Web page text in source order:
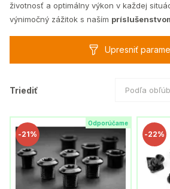
životnosť a optimálny výkon v každej
výnimočný zážitok s naším
Upresniť
Triediť Podľa
Odporúčame
-21% -22%